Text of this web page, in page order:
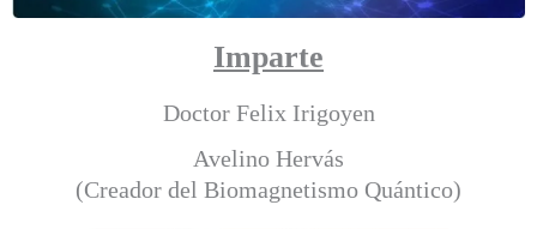
Imparte
Doctor Felix Irigoyen
Avelino Hervás
(Creador del Biomagnetismo Quántico)